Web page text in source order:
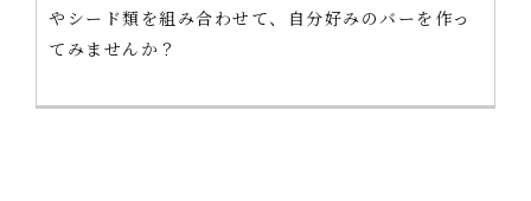
やシード類を組み合わせて、自分好みのバーを作っ
てみませんか？